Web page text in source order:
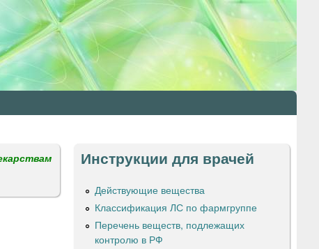
Инструкции для врачей
Действующие вещества
Классификация ЛС по фармгруппе
Перечень веществ, подлежащих
контролю в РФ